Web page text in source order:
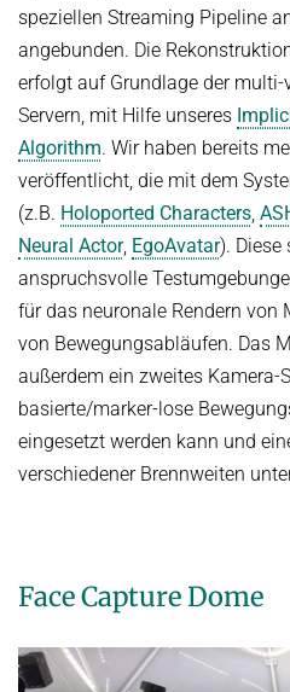
speziellen Streaming Pipeline
angebunden. Die
erfolgt auf Grundlage der multi-
Servern, mit Hilfe unseres
Algorithm. Wir haben bereits
veröffentlicht, die mit dem
(z.B. Holoported Characters,
Neural Actor, EgoAvatar). Diese
anspruchsvolle
für das neuronale Rendern von
von Bewegungsabläufen. Das
außerdem ein zweites Kamera-
basierte/marker-lose
eingesetzt werden kann und
verschiedener Brennweiten
Face Capture Dome